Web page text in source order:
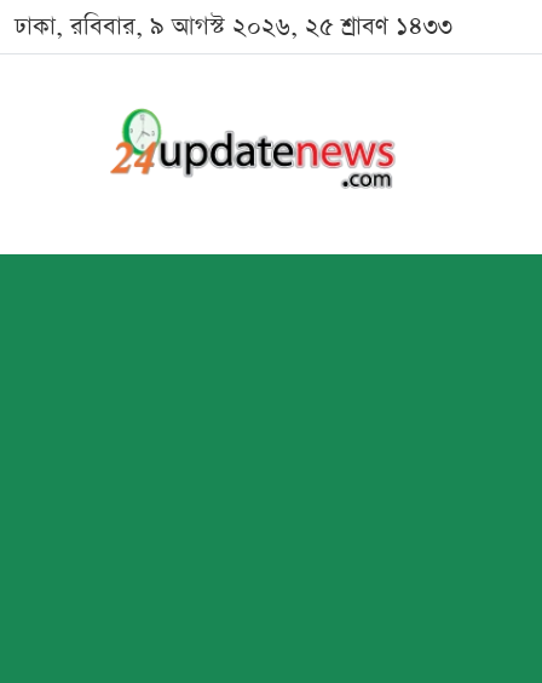
ঢাকা, রবিবার, ৯ আগস্ট ২০২৬, ২৫ শ্রাবণ ১৪৩৩